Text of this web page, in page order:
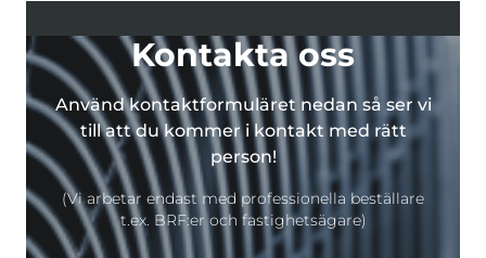
Kontakta oss
Använd kontaktformuläret nedan så ser vi
till att du kommer i kontakt med rätt
person!
(Vi arbetar endast med professionella beställare
t.ex. BRF:er och fastighetsägare)